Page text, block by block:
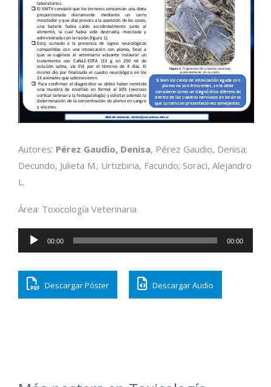
Autores: Pérez Gaudio, Denisa, Pérez Gaudio, Denisa;
Decundo, Julieta M.; Urtizbiria, Facundo; Soraci, Alejandro
L.
Área: Toxicología Veterinaria
Reproductor
de
audio
00:00 00:00
Descargar Póster Descargar Audio